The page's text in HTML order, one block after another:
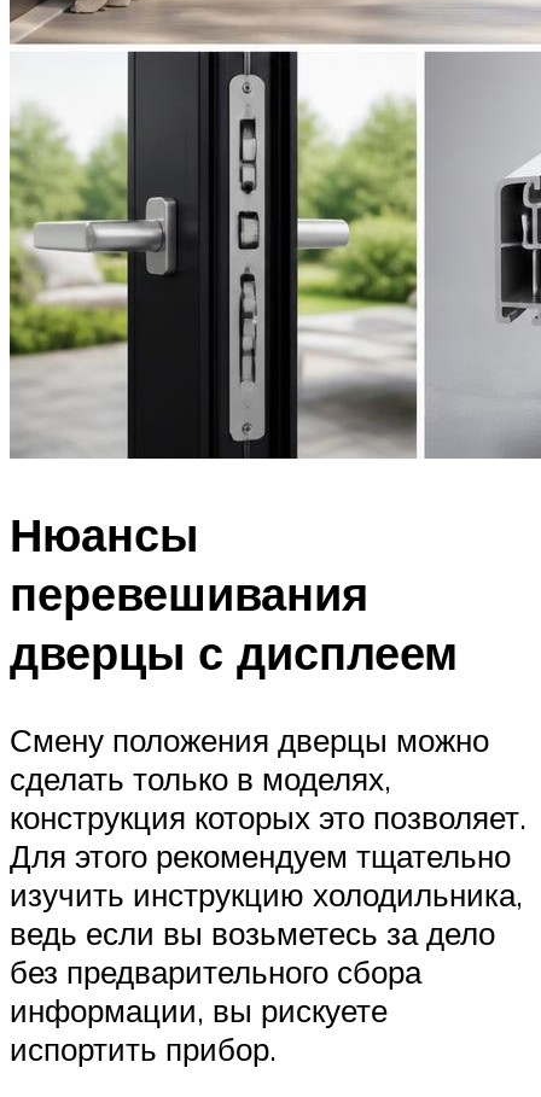
Нюансы
перевешивания
дверцы с дисплеем
Смену положения дверцы можно
сделать только в моделях,
конструкция которых это позволяет.
Для этого рекомендуем тщательно
изучить инструкцию холодильника,
ведь если вы возьметесь за дело
без предварительного сбора
информации, вы рискуете
испортить прибор.